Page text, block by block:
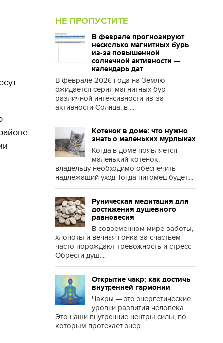
НЕ ПРОПУСТИТЕ
В феврале прогнозируют
несколько магнитных бурь
из-за повышенной
солнечной активности —
календарь дат
В феврале 2026 года на Землю
ожидается серия магнитных бур
различной интенсивности из-за
активности Солнца, в ....
Котенок в доме: что нужно
знать о маленьких мурлыках
Когда в доме появляется
маленький котенок,
владельцу необходимо обеспечить
надлежащий уход Тогда питомец будет....
Руническая медитация для
достижения душевного
равновесия
В современном мире заботы,
хлопоты и вечная гонка за счастьем
часто порождают тревожность и стресс
Обрести душ....
Открытие чакр: как достичь
внутренней гармонии
Чакры — это энергетические
уровни развития человека
Это наши внутренние центры силы, по
которым протекает энер....